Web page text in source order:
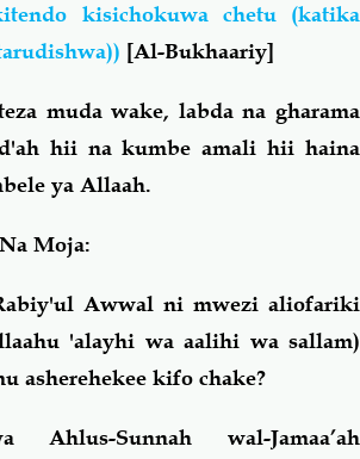
kisichokuwa chetu (katika
[Al-Bukhaariy]
muda wake, labda na gharama
hii na kumbe amali hii haina
ya Allaah.
Moja:
Awwal ni mwezi aliofariki
'alayhi wa aalihi wa sallam)
asherehekee kifo chake?
Ahlus-Sunnah wal-Jamaa’ah